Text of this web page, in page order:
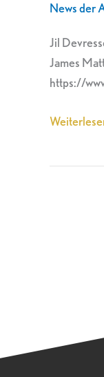
News der
Jil
James
https://
Fenster“
am
Saarbrücken